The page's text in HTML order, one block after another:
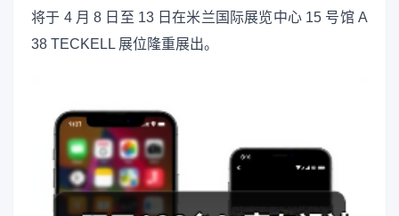
将于 4 月 8 日至 13 日在米兰国际展览中心 15 号馆 A
38 TECKELL 展位隆重展出。